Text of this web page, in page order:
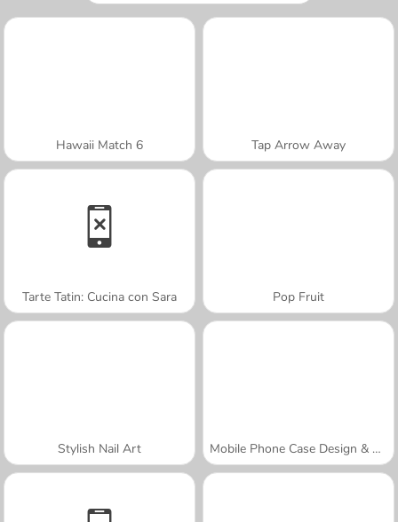
Hawaii Match 6 Tap Arrow Away
Tarte Tatin: Cucina con Sara Pop Fruit
Stylish Nail Art Mobile Phone Case Design & DIY